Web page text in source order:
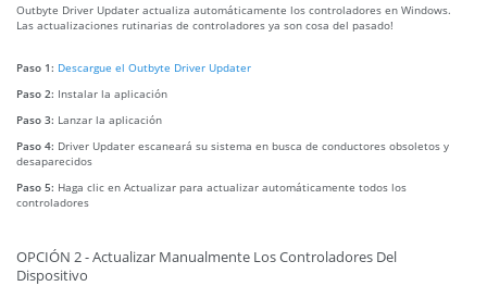
Outbyte Driver Updater actualiza automáticamente los controladores en Windows.
Las actualizaciones rutinarias de controladores ya son cosa del pasado!
Paso 1: Descargue el Outbyte Driver Updater
Paso 2: Instalar la aplicación
Paso 3: Lanzar la aplicación
Paso 4: Driver Updater escaneará su sistema en busca de conductores obsoletos y
desaparecidos
Paso 5: Haga clic en Actualizar para actualizar automáticamente todos los
controladores
OPCIÓN 2 - Actualizar Manualmente Los Controladores Del
Dispositivo